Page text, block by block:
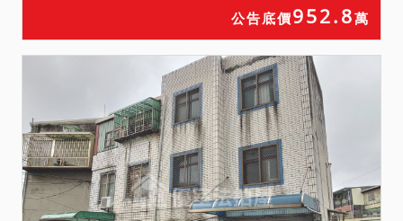
人，需就其擁有應有部分一
併行使，不得僅就其中一筆
or 數筆為之；但主張優先承
買權之共有人就其餘部分標
的因無應有部分，而不得行
使優先承買權時，拍定人或
承受人就該部分標的不得拒
絕買受或承受。
六、本件1582-1、1582-
公告底價952.8萬